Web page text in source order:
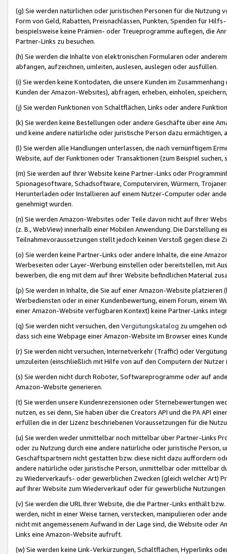
(g) Sie werden natürlichen oder juristischen Personen für die Nutzung
Form von Geld, Rabatten, Preisnachlässen, Punkten, Spenden für
beispielsweise keine Prämien- oder Treueprogramme auflegen, die
Partner-Links zu besuchen.
(h) Sie werden die Inhalte von elektronischen Formularen oder
abfangen, aufzeichnen, umleiten, auslesen, auslegen oder ausfüllen.
(i) Sie werden keine Kontodaten, die unsere Kunden im
Kunden der Amazon-Websites), abfragen, erheben, einholen,
(j) Sie werden Funktionen von Schaltflächen, Links oder andere
(k) Sie werden keine Bestellungen oder andere Geschäfte über eine
und keine andere natürliche oder juristische Person dazu
(l) Sie werden alle Handlungen unterlassen, die nach vernünftigem
Website, auf der Funktionen oder Transaktionen (zum Beispiel
(m) Sie werden auf Ihrer Website keine Partner-Links oder
Spionagesoftware, Schadsoftware, Computerviren, Würmern,
Herunterladen oder Installieren auf einem Nutzer-Computer oder
genehmigt wurden.
(n) Sie werden Amazon-Websites oder Teile davon nicht auf Ihrer
(z. B., WebView) innerhalb einer Mobilen Anwendung. Die Darstellung
Teilnahmevoraussetzungen stellt jedoch keinen Verstoß gegen diese
(o) Sie werden keine Partner-Links oder andere Inhalte, die eine
Werbeseiten oder Layer-Werbung einstellen oder bereitstellen, mit
bewerben, die eng mit dem auf Ihrer Website befindlichen Material
(p) Sie werden in Inhalte, die Sie auf einer Amazon-Website
Werbediensten oder in einer Kundenbewertung, einem Forum, einem
einer Amazon-Website verfügbaren Kontext) keine Partner-Links
(q) Sie werden nicht versuchen, den Vergütungskatalog zu umgehen
dass sich eine Webpage einer Amazon-Website im Browser eines
(r) Sie werden nicht versuchen, Internetverkehr (Traffic) oder
umzuleiten (einschließlich mit Hilfe von auf den Computern der
(s) Sie werden nicht durch Roboter, Softwareprogramme oder auf
Amazon-Website generieren.
(t) Sie werden unsere Kundenrezensionen oder Sternebewertungen
nutzen, es sei denn, Sie haben über die Creators API und die PA API
erfüllen die in der Lizenz beschriebenen Voraussetzungen für die
(u) Sie werden weder unmittelbar noch mittelbar über Partner-Links
oder zu Nutzung durch eine andere natürliche oder juristische
Geschäftspartnern nicht gestatten bzw. diese nicht dazu auffordern
andere natürliche oder juristische Person, unmittelbar oder mittelbar
zu Wiederverkaufs- oder gewerblichen Zwecken (gleich welcher Art)
auf Ihrer Website zum Wiederverkauf oder für gewerbliche
(v) Sie werden die URL Ihrer Website, die die Partner-Links enthält
werden, nicht in einer Weise tarnen, verstecken, manipulieren oder
nicht mit angemessenem Aufwand in der Lage sind, die Website oder
Links eine Amazon-Website aufruft.
(w) Sie werden keine Link-Verkürzungen, Schaltflächen, Hyperlinks